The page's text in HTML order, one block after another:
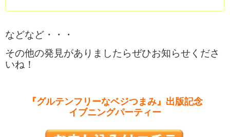
などなど・・・
その他の発見がありましたらぜひお知らせくださ
いね！
『グルテンフリーなベジつまみ』出版記念
イブニングパーティー